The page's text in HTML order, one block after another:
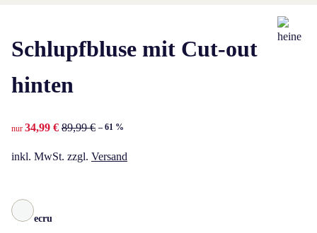
Schlupfbluse mit Cut-out
hinten
reduzierter Preis 34,99 €, vorheriger Preis: 89,99 €
nur 34,99 € 89,99 € – 61 %
inkl. MwSt. zzgl. Versand
ecru